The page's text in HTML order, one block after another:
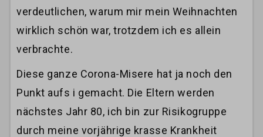
verdeutlichen, warum mir mein Weihnachten
wirklich schön war, trotzdem ich es allein
verbrachte.
Diese ganze Corona-Misere hat ja noch den
Punkt aufs i gemacht. Die Eltern werden
nächstes Jahr 80, ich bin zur Risikogruppe
durch meine vorjährige krasse Krankheit